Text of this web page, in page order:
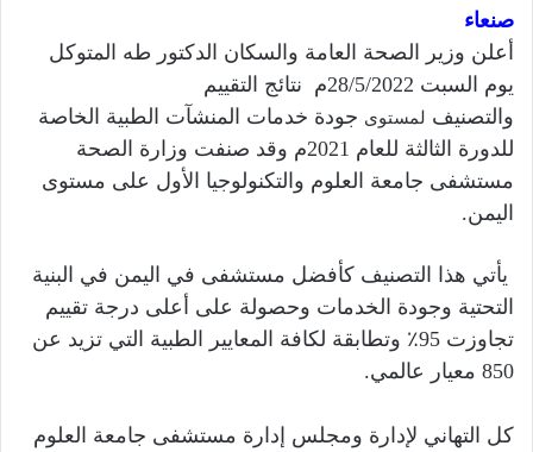
صنعاء
أعلن وزير الصحة العامة والسكان الدكتور طه المتوكل
يوم السبت 28/5/2022م نتائج التقييم
والتصنيف لمستوى جودة خدمات المنشآت الطبية الخاصة
للدورة الثالثة للعام 2021م وقد صنفت وزارة الصحة
مستشفى جامعة العلوم والتكنولوجيا الأول على مستوى
اليمن.
يأتي هذا التصنيف كأفضل مستشفى في اليمن في البنية
التحتية وجودة الخدمات وحصولة على أعلى درجة تقييم
تجاوزت 95٪ وتطابقة لكافة المعايير الطبية التي تزيد عن
850 معيار عالمي.
كل التهاني لإدارة ومجلس إدارة مستشفى جامعة العلوم